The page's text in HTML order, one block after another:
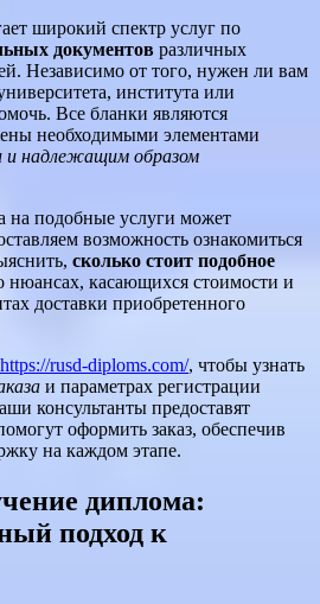
широкий спектр услуг по
документов различных
Независимо от того, нужен ли вам
института или
Все бланки являются
необходимыми элементами
и надлежащим образом
на подобные услуги может
возможность ознакомиться
сколько стоит подобное
нюансах, касающихся стоимости и
доставки приобретенного
https://rusd-diploms.com/, чтобы узнать
и параметрах регистрации
консультанты предоставят
оформить заказ, обеспечив
на каждом этапе.
диплома:
подход к